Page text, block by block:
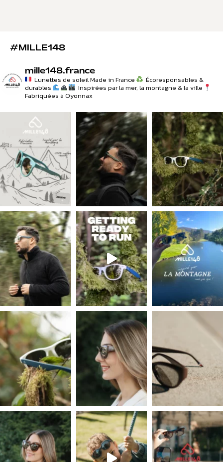
#MILLE148
mille148.france
Lunettes de soleil Made in France
Écoresponsables &
durables
Inspirées par la mer, la montagne & la ville
Fabriquées à Oyonnax